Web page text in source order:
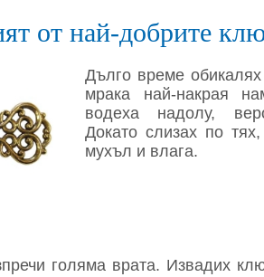
от най-добрите
Дълго време
мрака най-накрая
водеха надолу,
Докато слизах по
мухъл и влага.
голяма врата. Извадих